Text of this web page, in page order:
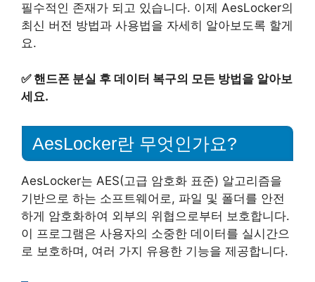
필수적인 존재가 되고 있습니다. 이제 AesLocker의
최신 버전 방법과 사용법을 자세히 알아보도록 할게
요.
✅ 핸드폰 분실 후 데이터 복구의 모든 방법을 알아보
세요.
AesLocker란 무엇인가요?
AesLocker는 AES(고급 암호화 표준) 알고리즘을
기반으로 하는 소프트웨어로, 파일 및 폴더를 안전
하게 암호화하여 외부의 위협으로부터 보호합니다.
이 프로그램은 사용자의 소중한 데이터를 실시간으
로 보호하며, 여러 가지 유용한 기능을 제공합니다.